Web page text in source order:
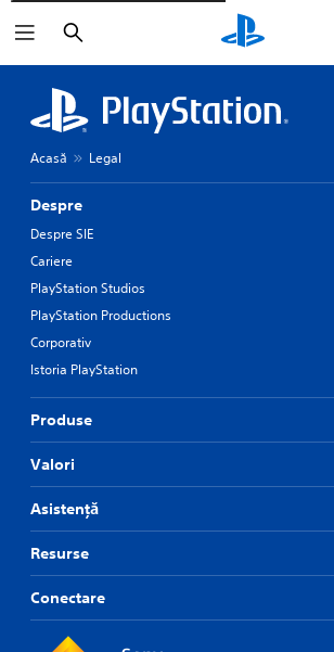
Acasă Legal
Despre
Despre SIE
Cariere
PlayStation Studios
PlayStation Productions
Corporativ
Istoria PlayStation
Produse
Valori
Asistență
Resurse
Conectare